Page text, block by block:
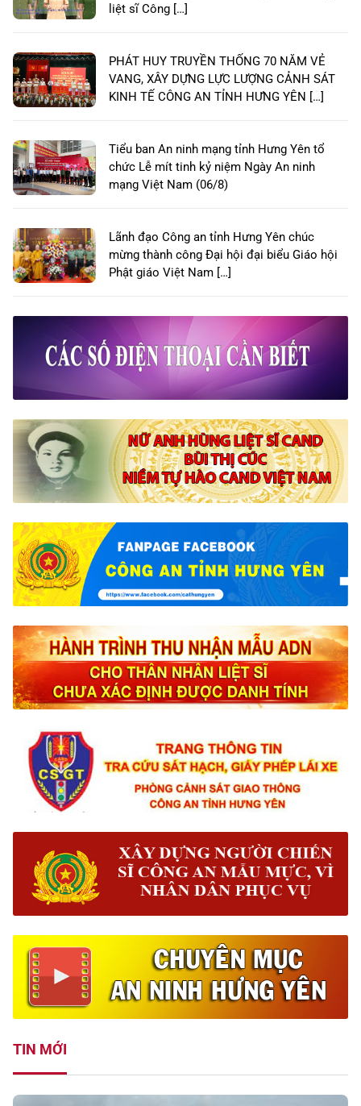
liệt sĩ Công […]
PHÁT HUY TRUYỀN THỐNG 70 NĂM VẺ
VANG, XÂY DỰNG LỰC LƯỢNG CẢNH SÁT
KINH TẾ CÔNG AN TỈNH HƯNG YÊN […]
Tiểu ban An ninh mạng tỉnh Hưng Yên tổ
chức Lễ mít tinh kỷ niệm Ngày An ninh
mạng Việt Nam (06/8)
Lãnh đạo Công an tỉnh Hưng Yên chúc
mừng thành công Đại hội đại biểu Giáo hội
Phật giáo Việt Nam […]
TIN MỚI